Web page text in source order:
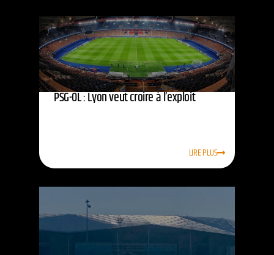
PSG-OL : Lyon veut croire à l’exploit
LIRE PLUS